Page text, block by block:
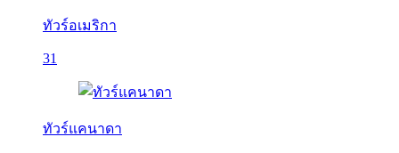
ทัวร์อเมริกา
31
ทัวร์แคนาดา